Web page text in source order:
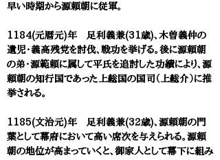
早い時期から源頼朝に従軍。
1184(元暦元)年 足利義兼(31歳)、木曽義仲の
遺児・義高残党を討伐、戦功を挙げる。後に源頼朝
の弟・源範頼に属して平氏を追討した功績により、源
頼朝の知行国であった上総国の国司（上総介）に推
挙される。
1185(文治元)年 足利義兼(32歳)、源頼朝の門
葉として幕府において高い席次を与えられる。源頼
朝の地位が高まっていくと、御家人として幕下に組み